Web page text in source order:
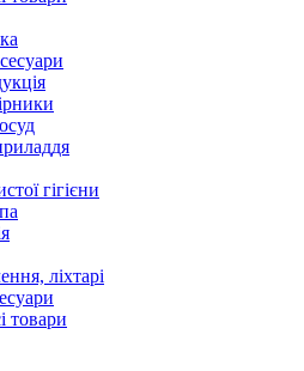
гігієни
ліхтарі
товари